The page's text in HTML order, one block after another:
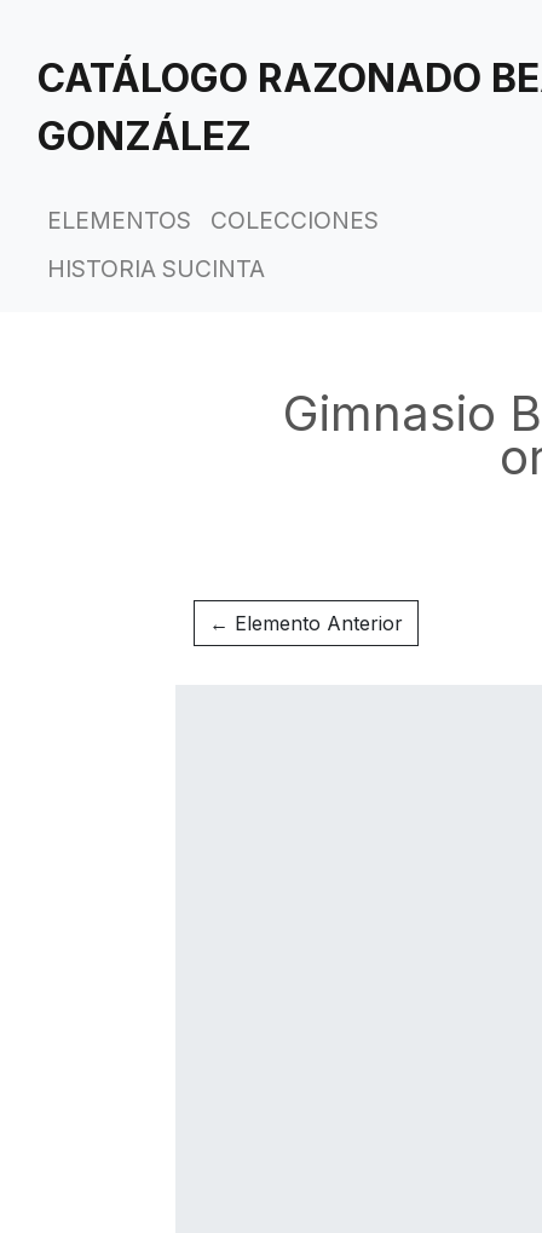
contenido
CATÁLOGO RAZONADO
GONZÁLEZ
ELEMENTOS
COLECCIONES
HISTORIA SUCINTA
Gimnasio
← Elemento Anterior